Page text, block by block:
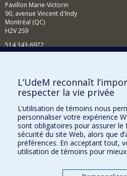
Pavillon Marie-Victorin
90, avenue Vincent d'Indy
Montréal (QC)
H2V 2S9
514 343-6972
Comment soutenir le Département?
BESOIN D'AIDE?
Plan du site
Signaler une erreur
Accessibilité
FACULTÉ DES ARTS ET DES SCIENCES
L’UdeM reconnaît
respecter la vie privée
L’utilisation de témoins nous
personnaliser votre expérience
sont obligatoires pour assurer
sécurité du site Web, alors que
préférences. En acceptant tout,
utilisation de témoins pour